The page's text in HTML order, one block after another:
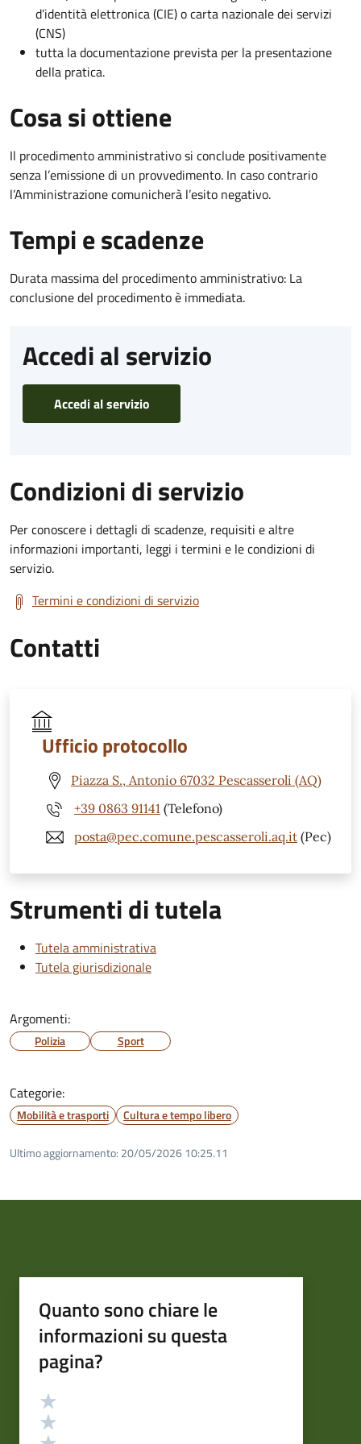
d’identità elettronica (CIE) o carta nazionale dei servizi
(CNS)
tutta la documentazione prevista per la presentazione
della pratica.
Cosa si ottiene
Il procedimento amministrativo si conclude positivamente
senza l’emissione di un provvedimento. In caso contrario
l’Amministrazione comunicherà l’esito negativo.
Tempi e scadenze
Durata massima del procedimento amministrativo: La
conclusione del procedimento è immediata.
Accedi al servizio
Accedi al servizio
Condizioni di servizio
Per conoscere i dettagli di scadenze, requisiti e altre
informazioni importanti, leggi i termini e le condizioni di
servizio.
Termini e condizioni di servizio
Contatti
Ufficio protocollo
Piazza S., Antonio 67032 Pescasseroli (AQ)
+39 0863 91141 (Telefono)
posta@pec.comune.pescasseroli.aq.it (Pec)
Strumenti di tutela
Tutela amministrativa
Tutela giurisdizionale
Argomenti:
Polizia Sport
Categorie:
Mobilità e trasporti Cultura e tempo libero
Ultimo aggiornamento: 20/05/2026 10:25.11
Quanto sono chiare le
informazioni su questa
pagina?
Valutazione